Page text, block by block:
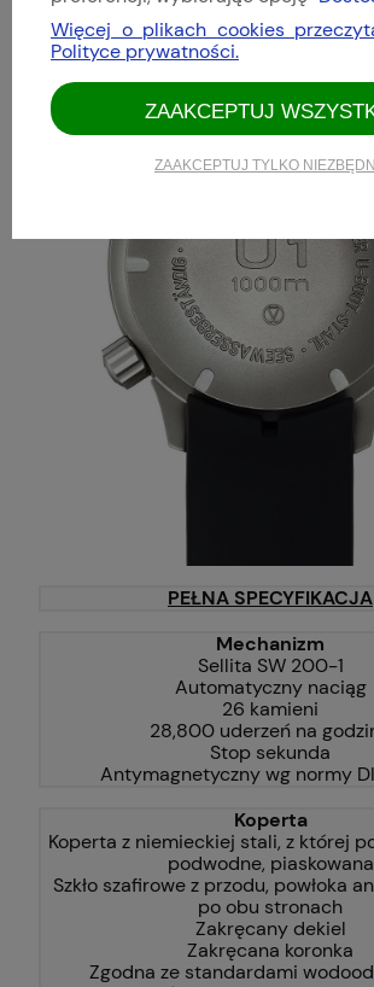
PEŁNA SPECYFIKACJA
Mechanizm
Sellita SW 200-1
Automatyczny naciąg
26 kamieni
28,800 uderzeń na
Stop sekunda
Antymagnetyczny wg normy
Koperta
Koperta z niemieckiej stali, z której
podwodne, piaskowana
Szkło szafirowe z przodu, powłoka
po obu stronach
Zakręcany dekiel
Zakręcana koronka
Zgodna ze standardami
Więcej o plikach cookies
Polityce prywatności.
ZAAKCEPTUJ TYLKO
ZAAKCEPTUJ